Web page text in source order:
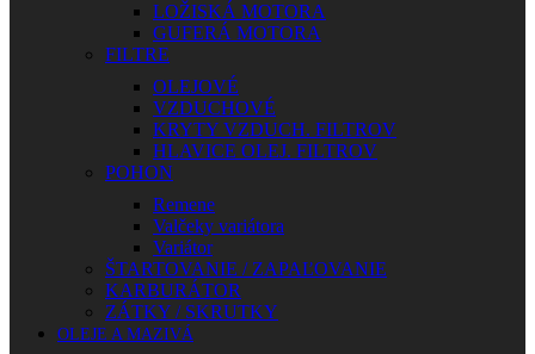
LOŽISKÁ MOTORA
GUFERÁ MOTORA
FILTRE
OLEJOVÉ
VZDUCHOVÉ
KRYTY VZDUCH. FILTROV
HLAVICE OLEJ. FILTROV
POHON
Remene
Valčeky variátora
Variátor
ŠTARTOVANIE / ZAPAĽOVANIE
KARBURÁTOR
ZÁTKY / SKRUTKY
OLEJE A MAZIVÁ